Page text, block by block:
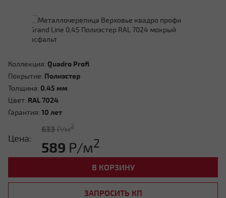
Коллекция: Quadro Profi
Покрытие: Полиэстер
Толщина: 0.45 мм
Цвет: RAL 7024
Гарантия: 10 лет
Цена:
633Р/м2
589 Р/м2
В КОРЗИНУ
ЗАПРОСИТЬ КП